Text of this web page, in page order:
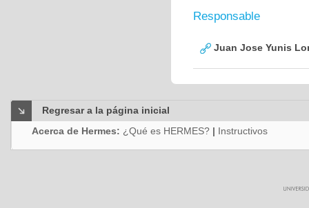
Responsable
Juan Jose Yunis
Regresar a la página inicial
Acerca de Hermes: ¿Qué es HERMES? | Instructivos